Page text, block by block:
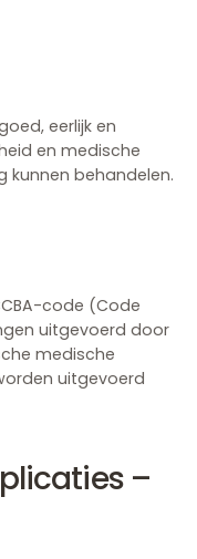
eerlijk en
en medische
kunnen behandelen.
code (Code
uitgevoerd door
medische
uitgevoerd
–